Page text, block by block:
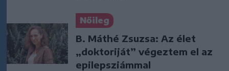
Nőileg
B. Máthé Zsuzsa: Az élet
„doktoriját” végeztem el az
epilepsziámmal